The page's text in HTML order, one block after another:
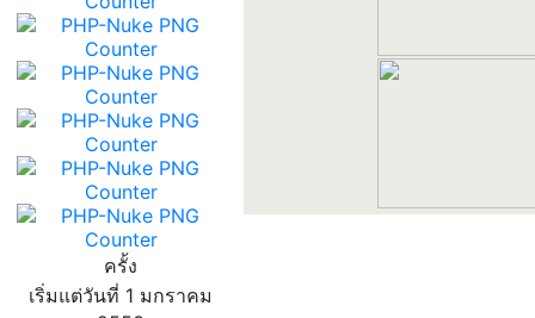
ครั้ง
เริ่มแต่วันที่ 1 มกราคม